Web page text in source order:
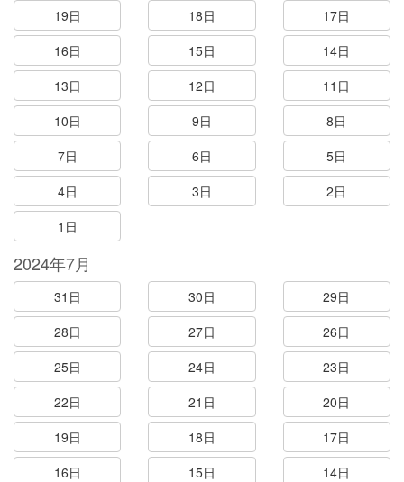
19日
18日
17日
16日
15日
14日
13日
12日
11日
10日
9日
8日
7日
6日
5日
4日
3日
2日
1日
2024年7月
31日 30日
29日
28日
27日
26日
25日
24日
23日
22日
21日
20日
19日
18日
17日
16日
15日
14日